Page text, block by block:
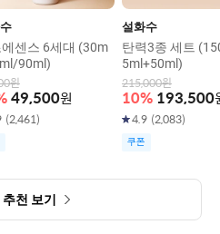
센스 6세대 (30m
90ml)
원
49,500원
(2,461)
설화수
탄력3종 세트
5ml+50ml)
215,000원
10% 193,500
4.9 (2,083)
쿠폰
천 보기